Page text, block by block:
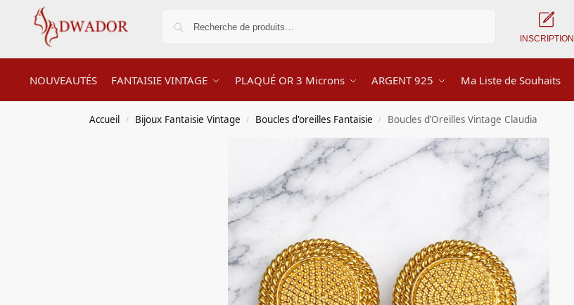
INSCRIPTION
NOUVEAUTÉS FANTAISIE VINTAGE PLAQUÉ OR 3 Microns ARGENT 925 Ma Liste de Souhaits
Accueil / Bijoux Fantaisie Vintage / Boucles d'oreilles Fantaisie / Boucles d’Oreilles Vintage Claudia